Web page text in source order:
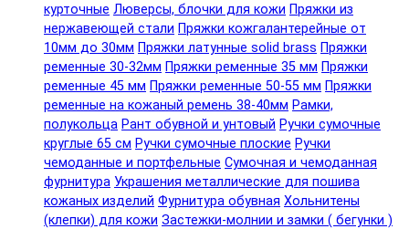
курточные Люверсы, блочки для кожи Пряжки из
нержавеющей стали Пряжки кожгалантерейные от
10мм до 30мм Пряжки латунные solid brass Пряжки
ременные 30-32мм Пряжки ременные 35 мм Пряжки
ременные 45 мм Пряжки ременные 50-55 мм Пряжки
ременные на кожаный ремень 38-40мм Рамки,
полукольца Рант обувной и унтовый Ручки сумочные
круглые 65 см Ручки сумочные плоские Ручки
чемоданные и портфельные Сумочная и чемоданная
фурнитура Украшения металлические для пошива
кожаных изделий Фурнитура обувная Хольнитены
(клепки) для кожи Застежки-молнии и замки ( бегунки )